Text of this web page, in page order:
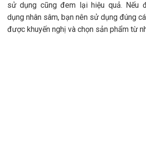
sử dụng cũng đem lại hiệu quả. Nếu
dụng nhân sâm, bạn nên sử dụng đúng
được khuyến nghị và chọn sản phẩm từ